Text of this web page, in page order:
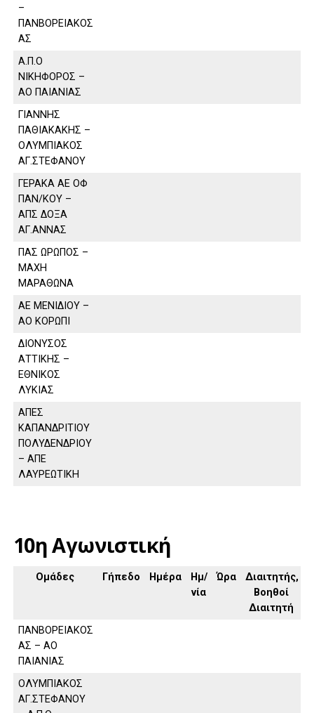
–
ΠΑΝΒΟΡΕΙΑΚΟΣ
ΑΣ
Α.Π.Ο
ΝΙΚΗΦΟΡΟΣ –
ΑΟ ΠΑΙΑΝΙΑΣ
ΓΙΑΝΝΗΣ
ΠΑΘΙΑΚΑΚΗΣ –
ΟΛΥΜΠΙΑΚΟΣ
ΑΓ.ΣΤΕΦΑΝΟΥ
ΓΕΡΑΚΑ ΑΕ ΟΦ
ΠΑΝ/ΚΟΥ –
ΑΠΣ ΔΟΞΑ
ΑΓ.ΑΝΝΑΣ
ΠΑΣ ΩΡΩΠΟΣ –
ΜΑΧΗ
ΜΑΡΑΘΩΝΑ
ΑΕ ΜΕΝΙΔΙΟΥ –
ΑΟ ΚΟΡΩΠΙ
ΔΙΟΝΥΣΟΣ
ΑΤΤΙΚΗΣ –
ΕΘΝΙΚΟΣ
ΛΥΚΙΑΣ
ΑΠΕΣ
ΚΑΠΑΝΔΡΙΤΙΟΥ
ΠΟΛΥΔΕΝΔΡΙΟΥ
– ΑΠΕ
ΛΑΥΡΕΩΤΙΚΗ
10η Αγωνιστική
Ομάδες Γήπεδο Ημέρα
Ημ/
νία
Ώρα
Διαιτητής,
Βοηθοί
Διαιτητή
ΠΑΝΒΟΡΕΙΑΚΟΣ
ΑΣ – ΑΟ
ΠΑΙΑΝΙΑΣ
ΟΛΥΜΠΙΑΚΟΣ
ΑΓ.ΣΤΕΦΑΝΟΥ